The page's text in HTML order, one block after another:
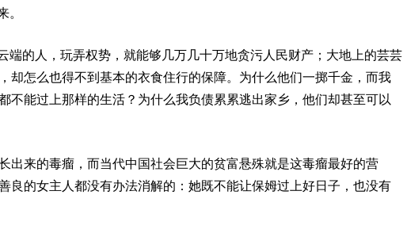
。
端的人，玩弄权势，就能够几万几十万地贪污人民财产；大地上的芸芸
却怎么也得不到基本的衣食住行的保障。为什么他们一掷千金，而我
不能过上那样的生活？为什么我负债累累逃出家乡，他们却甚至可以
出来的毒瘤，而当代中国社会巨大的贫富悬殊就是这毒瘤最好的营
良的女主人都没有办法消解的：她既不能让保姆过上好日子，也没有